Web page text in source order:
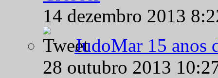
14 dezembro 2013
JudoMar 15 anos
28 outubro 2013